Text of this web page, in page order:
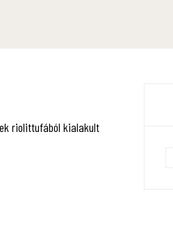
riolittufából kialakult